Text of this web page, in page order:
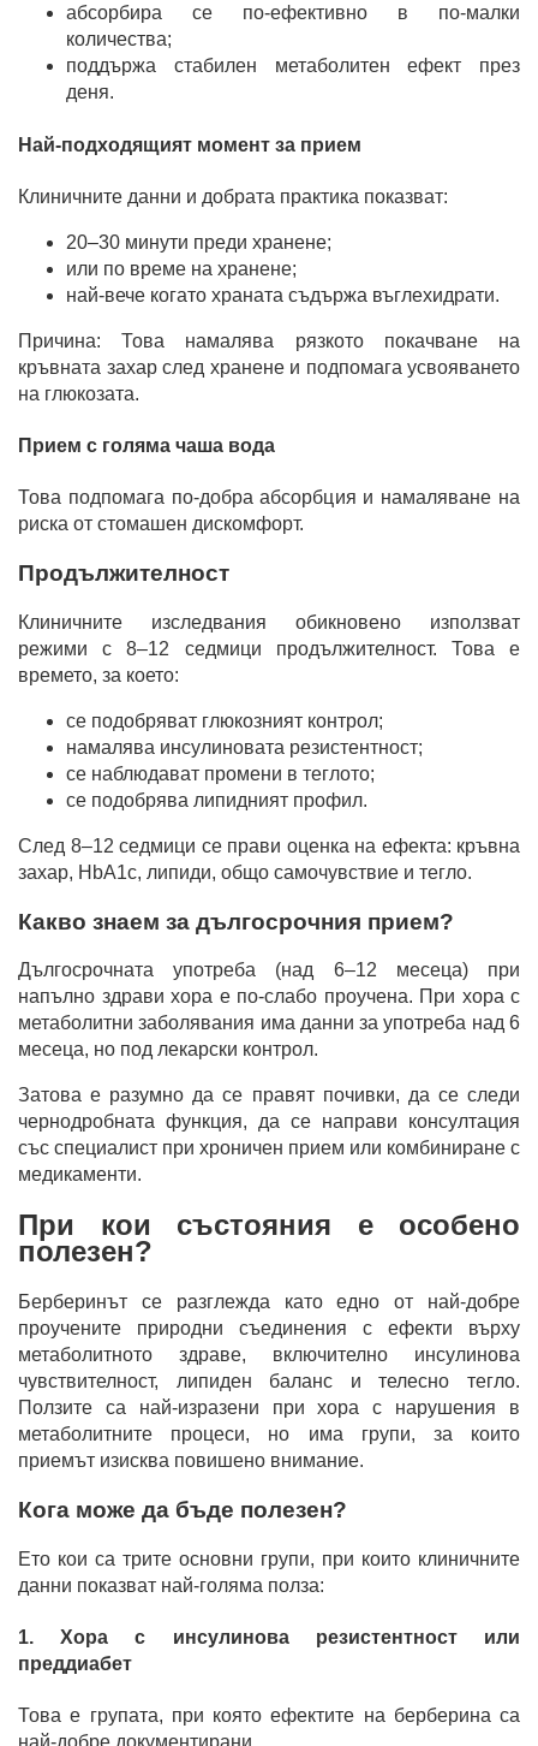
абсорбира се по-ефективно в по-малки
количества;
поддържа стабилен метаболитен ефект през
деня.
Най-подходящият момент за прием
Клиничните данни и добрата практика показват:
20–30 минути преди хранене;
или по време на хранене;
най-вече когато храната съдържа въглехидрати.
Причина: Това намалява рязкото покачване на
кръвната захар след хранене и подпомага усвояването
на глюкозата.
Прием с голяма чаша вода
Това подпомага по-добра абсорбция и намаляване на
риска от стомашен дискомфорт.
Продължителност
Клиничните изследвания обикновено използват
режими с 8–12 седмици продължителност. Това е
времето, за което:
се подобряват глюкозният контрол;
намалява инсулиновата резистентност;
се наблюдават промени в теглото;
се подобрява липидният профил.
След 8–12 седмици се прави оценка на ефекта: кръвна
захар, HbA1c, липиди, общо самочувствие и тегло.
Какво знаем за дългосрочния прием?
Дългосрочната употреба (над 6–12 месеца) при
напълно здрави хора е по-слабо проучена. При хора с
метаболитни заболявания има данни за употреба над 6
месеца, но под лекарски контрол.
Затова е разумно да се правят почивки, да се следи
чернодробната функция, да се направи консултация
със специалист при хроничен прием или комбиниране с
медикаменти.
При кои състояния е особено
полезен?
Берберинът се разглежда като едно от най-добре
проучените природни съединения с ефекти върху
метаболитното здраве, включително инсулинова
чувствителност, липиден баланс и телесно тегло.
Ползите са най-изразени при хора с нарушения в
метаболитните процеси, но има групи, за които
приемът изисква повишено внимание.
Кога може да бъде полезен?
Ето кои са трите основни групи, при които клиничните
данни показват най-голяма полза:
1. Хора с инсулинова резистентност или
преддиабет
Това е групата, при която ефектите на берберина са